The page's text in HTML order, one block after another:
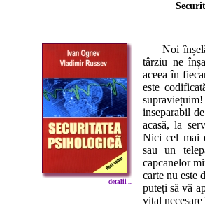
detalii ...
Noi
târziu ne
aceea în
este
inseparabil
acasă, la
Nici cel mai
sau un
capcanelor
carte nu este
puteți să vă
vital necesare